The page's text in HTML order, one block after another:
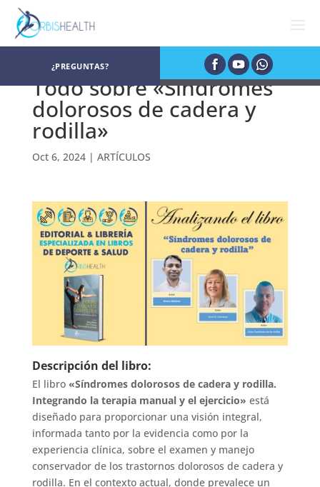
¿PREGUNTAS?
Todo sobre «Síndromes
dolorosos de cadera y
rodilla»
Oct 6, 2024| ARTÍCULOS
Descripción del libro:
El libro «Síndromes dolorosos de cadera y rodilla.
Integrando la terapia manual y el ejercicio» está
diseñado para proporcionar una visión integral,
informada tanto por la evidencia como por la
experiencia clínica, sobre el examen y manejo
conservador de los trastornos dolorosos de cadera y
rodilla. En el contexto actual, donde prevalece un